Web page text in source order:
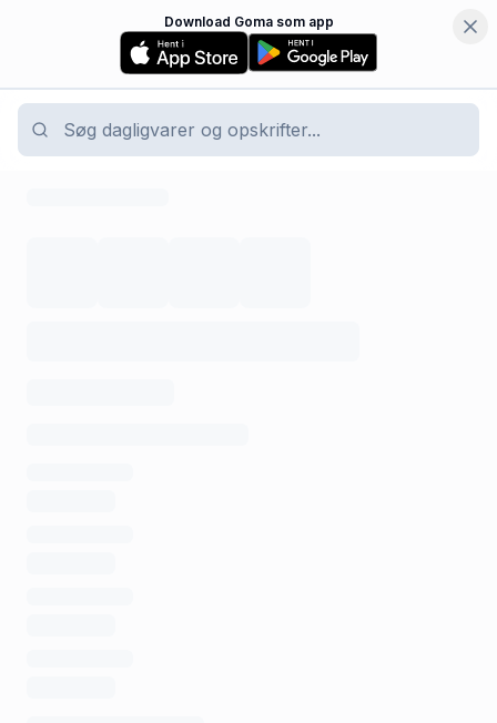
Download Goma som app